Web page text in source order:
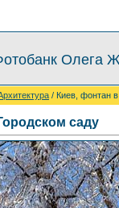
Олега
/ Киев, фонтан
саду